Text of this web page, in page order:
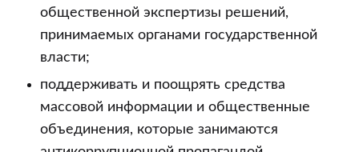
общественной экспертизы решений,
принимаемых органами государственной
власти;
поддерживать и поощрять средства
массовой информации и общественные
объединения, которые занимаются